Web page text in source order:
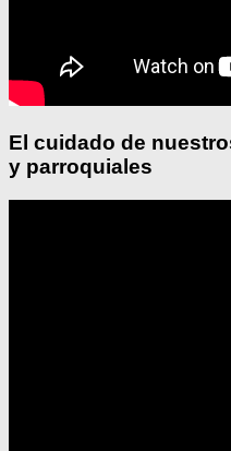
El cuidado de
y parroquiales